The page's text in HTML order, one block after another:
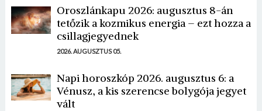
Oroszlánkapu 2026: augusztus 8-án
tetőzik a kozmikus energia – ezt hozza a
csillagjegyednek
2026. AUGUSZTUS 05.
Napi horoszkóp 2026. augusztus 6: a
Vénusz, a kis szerencse bolygója jegyet
vált